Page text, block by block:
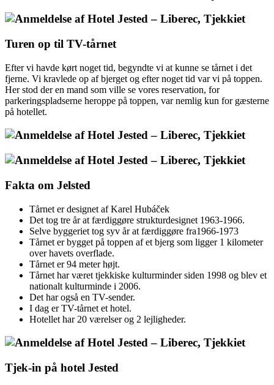
Turen op til TV-tårnet
Efter vi havde kørt noget tid, begyndte vi at kunne se tårnet i det
fjerne. Vi kravlede op af bjerget og efter noget tid var vi på toppen.
Her stod der en mand som ville se vores reservation, for
parkeringspladserne heroppe på toppen, var nemlig kun for gæsterne
på hotellet.
Fakta om Jelsted
Tårnet er designet af Karel Hubáček
Det tog tre år at færdiggøre strukturdesignet 1963-1966.
Selve byggeriet tog syv år at færdiggøre fra1966-1973
Tårnet er bygget på toppen af et bjerg som ligger 1 kilometer
over havets overflade.
Tårnet er 94 meter højt.
Tårnet har været tjekkiske kulturminder siden 1998 og blev et
nationalt kulturminde i 2006.
Det har også en TV-sender.
I dag er TV-tårnet et hotel.
Hotellet har 20 værelser og 2 lejligheder.
Tjek-in på hotel Jested